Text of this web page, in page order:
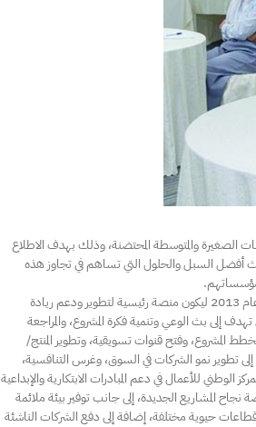
الصغيرة والمتوسطة المحتضنة، وذلك بهدف الاطلاع
أفضل السبل والحلول التي تساهم في تجاوز هذه
مؤسساتهم.
يذكر أن هذه الجلسة النقاشية تأتي لتعزيز الأهداف الرئيسية لـ “مدائن” من تأسيس المركز الوطني للأعمال عام 2013 ليكون منصة رئيسية لتطوير ودعم ريادة
إلى بث الوعي وتنمية فكرة المشروع، والمراجعة
المشروع، وفتح قنوات تسويقية، وتطوير المنتج/
تطوير نمو الشركات في السوق، وغرس التنافسية،
للأعمال في دعم المبادرات الابتكارية والإبداعية
المشاريع الجديدة، إلى جانب توفير بيئة ملائمة
حيوية مختلفة، إضافة إلى دفع الشركات الناشئة